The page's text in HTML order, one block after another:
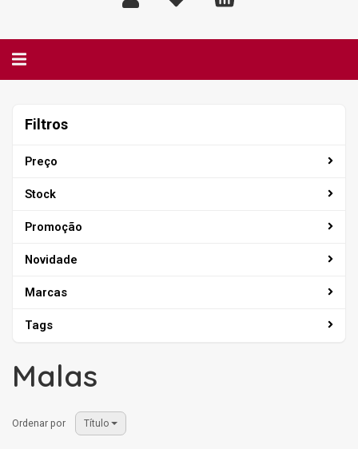
Alternar
Filtros
Preço
Stock
Promoção
Novidade
Marcas
Tags
Malas
Ordenar por Título